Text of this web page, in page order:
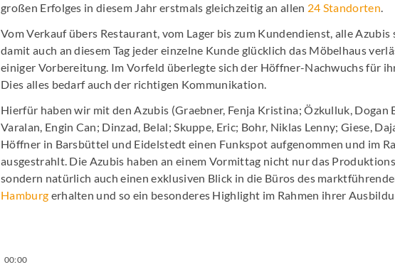
großen Erfolges in diesem Jahr erstmals gleichzeitig an allen 24 Standorten.
Vom Verkauf übers Restaurant, vom Lager bis zum Kundendienst, alle
damit auch an diesem Tag jeder einzelne Kunde glücklich das Möbelhaus
einiger Vorbereitung. Im Vorfeld überlegte sich der Höffner-Nachwuchs für
Dies alles bedarf auch der richtigen Kommunikation.
Hierfür haben wir mit den Azubis (Graebner, Fenja Kristina; Özkulluk, Dogan
Varalan, Engin Can; Dinzad, Belal; Skuppe, Eric; Bohr, Niklas Lenny; Giese,
Höffner in Barsbüttel und Eidelstedt einen Funkspot aufgenommen und im
ausgestrahlt. Die Azubis haben an einem Vormittag nicht nur das
sondern natürlich auch einen exklusiven Blick in die Büros des
Hamburg erhalten und so ein besonderes Highlight im Rahmen ihrer
00:00